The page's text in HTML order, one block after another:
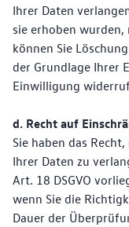
Ihrer Daten
sie erhoben
können Sie
der Grundlage Ihrer
Einwilligung
d. Recht auf
Sie haben das
Ihrer Daten zu
Art. 18 DSGVO
wenn Sie die
Dauer der